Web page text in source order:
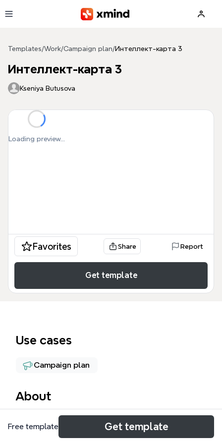
Templates/Work/Campaign plan/Интеллект-карта 3
Интеллект-карта 3
Kseniya Butusova
Loading preview...
Favorites Share Report
Get template
Use cases
Campaign plan
About
Интеллект-карта 3 — это комплексный
инструмент для стратегического планирования и
Free template Get template